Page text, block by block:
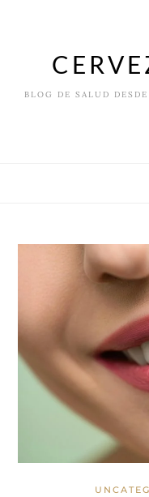
BLOG DE SALUD